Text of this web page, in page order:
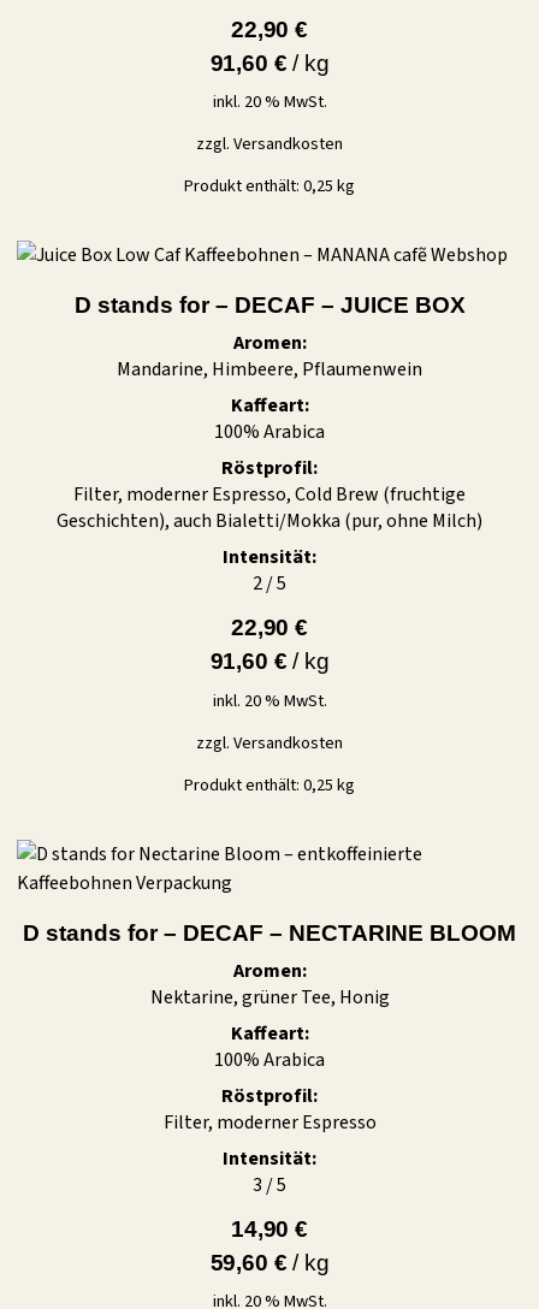
22,90€
91,60 € / kg
inkl. 20 % MwSt.
zzgl.Versandkosten
Produkt enthält: 0,25kg
D stands for – DECAF – JUICE BOX
Aromen:
Mandarine, Himbeere, Pflaumenwein
Kaffeart:
100% Arabica
Röstprofil:
Filter, moderner Espresso, Cold Brew (fruchtige
Geschichten), auch Bialetti/Mokka (pur, ohne Milch)
Intensität:
2 / 5
22,90€
91,60 € / kg
inkl. 20 % MwSt.
zzgl.Versandkosten
Produkt enthält: 0,25kg
D stands for – DECAF – NECTARINE BLOOM
Aromen:
Nektarine, grüner Tee, Honig
Kaffeart:
100% Arabica
Röstprofil:
Filter, moderner Espresso
Intensität:
3 / 5
14,90€
59,60 € / kg
inkl. 20 % MwSt.